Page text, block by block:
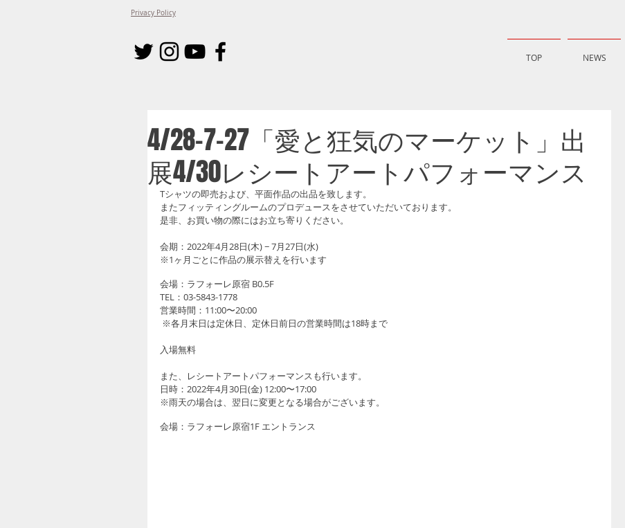
Privacy Policy
TOP NEWS
4/28-7-27「愛と狂気のマーケット」出
展4/30レシートアートパフォーマンス
Tシャツの即売および、平面作品の出品を致します。
またフィッティングルームのプロデュースをさせていただいております。
是非、お買い物の際にはお立ち寄りください。
会期：2022年4月28日(木) − 7月27日(水)
※1ヶ月ごとに作品の展示替えを行います
会場：ラフォーレ原宿 B0.5F
TEL：03-5843-1778
営業時間：11:00〜20:00
※各月末日は定休日、定休日前日の営業時間は18時まで
入場無料
また、レシートアートパフォーマンスも行います。
日時：2022年4月30日(金) 12:00〜17:00
※雨天の場合は、翌日に変更となる場合がございます。
会場：ラフォーレ原宿1F エントランス